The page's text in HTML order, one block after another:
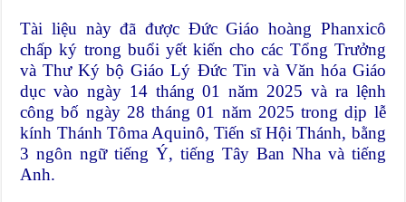
Tài liệu này đã được Đức Giáo hoàng Phanxicô
chấp ký trong buổi yết kiến cho các Tổng Trưởng
và Thư Ký bộ Giáo Lý Đức Tin và Văn hóa Giáo
dục vào ngày 14 tháng 01 năm 2025 và ra lệnh
công bố ngày 28 tháng 01 năm 2025 trong dịp lễ
kính Thánh Tôma Aquinô, Tiến sĩ Hội Thánh, bằng
3 ngôn ngữ tiếng Ý, tiếng Tây Ban Nha và tiếng
Anh.